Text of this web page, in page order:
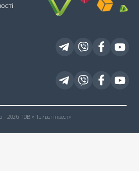
- 2026 ТОВ «Приватінвест»